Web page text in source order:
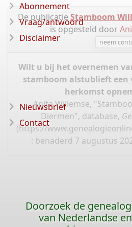
De publicatie Stamboom
is opgesteld door
neem
Wilt u bij het overnemen
stamboom alstublieft een
herkomst
Anita Willemse,
Diermen", database,
(https://
: benaderd 7 augustus
Abonnement
Vraag/antwoord
Disclaimer
Nieuwsbrief
Contact
Doorzoek de
van Nederlandse